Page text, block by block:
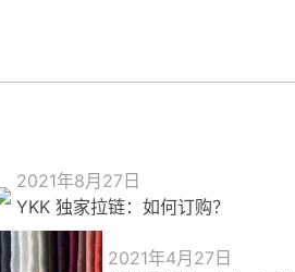
2021年8月27日
YKK 独家拉链：如何订购？
2021年4月27日